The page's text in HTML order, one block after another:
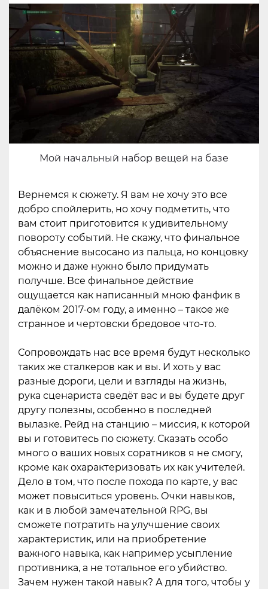
Мой начальный набор вещей на базе
Вернемся к сюжету. Я вам не хочу это все
добро спойлерить, но хочу подметить, что
вам стоит приготовится к удивительному
повороту событий. Не скажу, что финальное
объяснение высосано из пальца, но концовку
можно и даже нужно было придумать
получше. Все финальное действие
ощущается как написанный мною фанфик в
далёком 2017-ом году, а именно – такое же
странное и чертовски бредовое что-то.
Сопровождать нас все время будут несколько
таких же сталкеров как и вы. И хоть у вас
разные дороги, цели и взгляды на жизнь,
рука сценариста сведёт вас и вы будете друг
другу полезны, особенно в последней
вылазке. Рейд на станцию – миссия, к которой
вы и готовитесь по сюжету. Сказать особо
много о ваших новых соратников я не смогу,
кроме как охарактеризовать их как учителей.
Дело в том, что после похода по карте, у вас
может повыситься уровень. Очки навыков,
как и в любой замечательной RPG, вы
сможете потратить на улучшение своих
характеристик, или на приобретение
важного навыка, как например усыпление
противника, а не тотальное его убийство.
Зачем нужен такой навык? А для того, чтобы у